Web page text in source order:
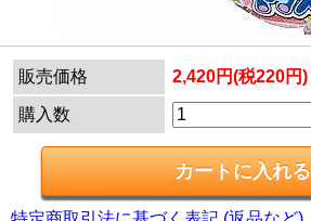
販売価格 2,420円(税220円)
購入数